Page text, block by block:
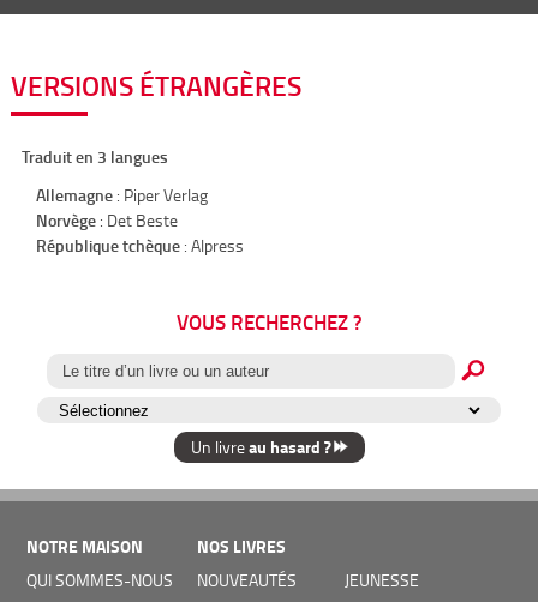
VERSIONS ÉTRANGÈRES
Traduit en 3 langues
Allemagne: Piper Verlag
Norvège: Det Beste
République tchèque: Alpress
VOUS RECHERCHEZ ?
Un livreau hasard ?
NOTRE MAISON
QUI SOMMES-NOUS
NOS LIVRES
NOUVEAUTÉS JEUNESSE